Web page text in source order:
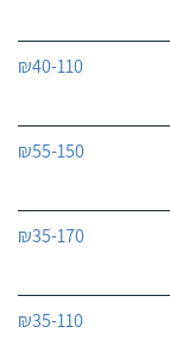
₪40-110
₪55-150
₪35-170
₪35-110